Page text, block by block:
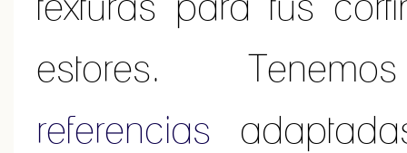
estores.
referencias